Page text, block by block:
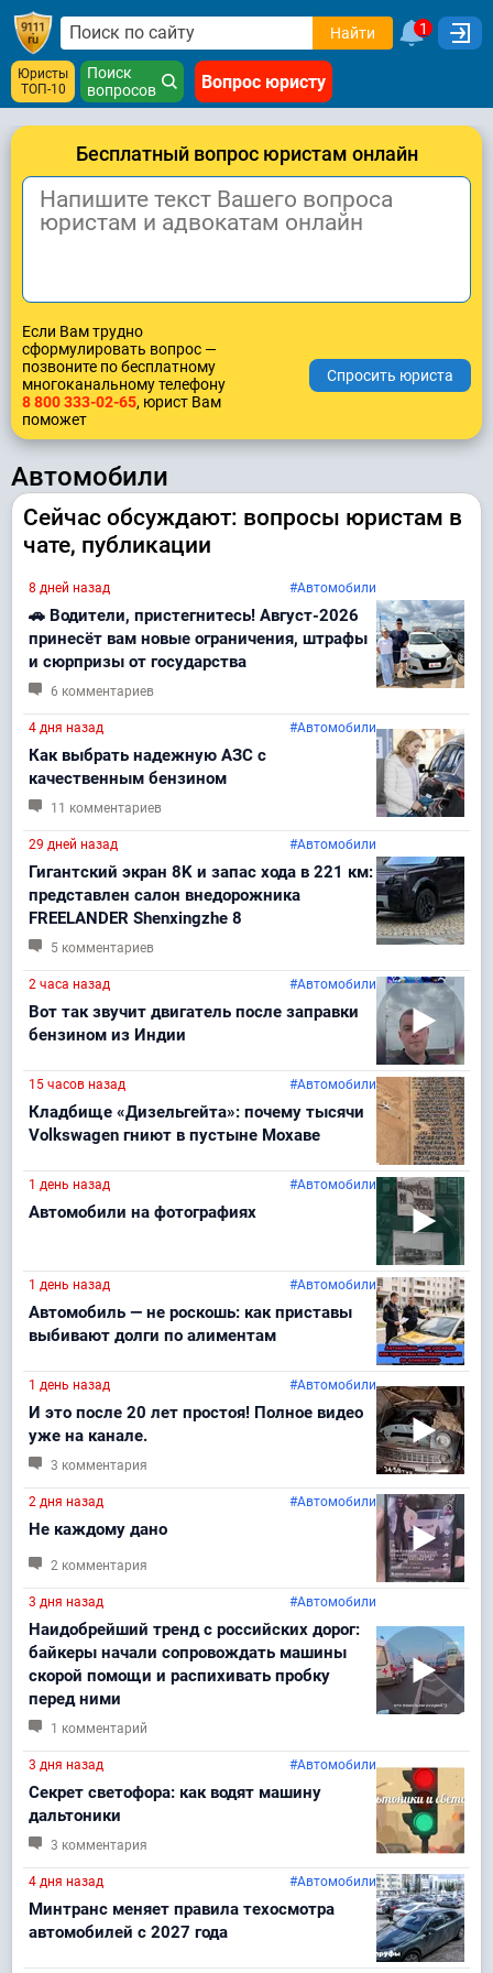
Найти 1
Юристы
ТОП-10
Поиск
вопросов
Вопрос юристу
Бесплатный вопрос юристам онлайн
Если Вам трудно
сформулировать вопрос —
позвоните по бесплатному
многоканальному телефону
8 800 333-02-65, юрист Вам
поможет
Автомобили
Сейчас обсуждают: вопросы юристам в
чате, публикации
8 дней назад #Автомобили
🚗 Водители, пристегнитесь! Август-2026
принесёт вам новые ограничения, штрафы
и сюрпризы от государства
6 комментариев
4 дня назад #Автомобили
Как выбрать надежную АЗС с
качественным бензином
11 комментариев
29 дней назад #Автомобили
Гигантский экран 8K и запас хода в 221 км:
представлен салон внедорожника
FREELANDER Shenxingzhe 8
5 комментариев
2 часа назад #Автомобили
Вот так звучит двигатель после заправки
бензином из Индии
15 часов назад #Автомобили
Кладбище «Дизельгейта»: почему тысячи
Volkswagen гниют в пустыне Мохаве
1 день назад #Автомобили
Автомобили на фотографиях
1 день назад #Автомобили
Автомобиль — не роскошь: как приставы
выбивают долги по алиментам
1 день назад #Автомобили
И это после 20 лет простоя! Полное видео
уже на канале.
3 комментария
2 дня назад #Автомобили
Не каждому дано
2 комментария
3 дня назад #Автомобили
Наидобрейший тренд с российских дорог:
байкеры начали сопровождать машины
скорой помощи и распихивать пробку
перед ними
1 комментарий
3 дня назад #Автомобили
Секрет светофора: как водят машину
дальтоники
3 комментария
4 дня назад #Автомобили
Минтранс меняет правила техосмотра
автомобилей с 2027 года